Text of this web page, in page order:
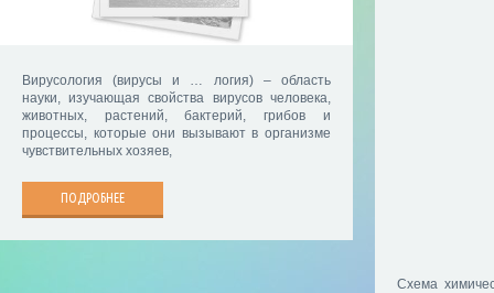
Вирусология (вирусы и … логия) – область
науки, изучающая свойства вирусов человека,
животных, растений, бактерий, грибов и
процессы, которые они вызывают в организме
чувствительных хозяев,
ПОДРОБНЕЕ
Схема